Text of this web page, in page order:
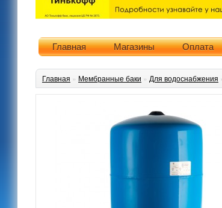
Главная Магазины Оплата
Главная » Мембранные баки » Для водоснабжения